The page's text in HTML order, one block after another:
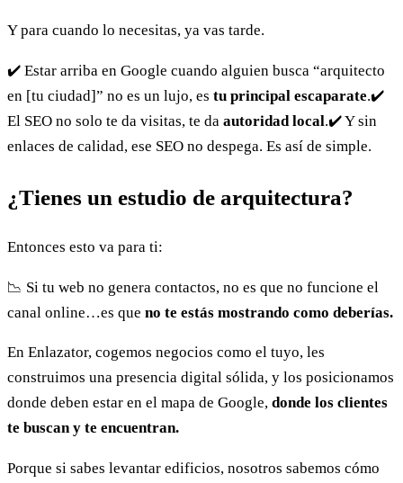
Y para cuando lo necesitas, ya vas tarde.
✔️ Estar arriba en Google cuando alguien busca “arquitecto
en [tu ciudad]” no es un lujo, es tu principal escaparate.✔️
El SEO no solo te da visitas, te da autoridad local.✔️ Y sin
enlaces de calidad, ese SEO no despega. Es así de simple.
¿Tienes un estudio de arquitectura?
Entonces esto va para ti:
📉 Si tu web no genera contactos, no es que no funcione el
canal online…es que no te estás mostrando como deberías.
En Enlazator, cogemos negocios como el tuyo, les
construimos una presencia digital sólida, y los posicionamos
donde deben estar en el mapa de Google, donde los clientes
te buscan y te encuentran.
Porque si sabes levantar edificios, nosotros sabemos cómo